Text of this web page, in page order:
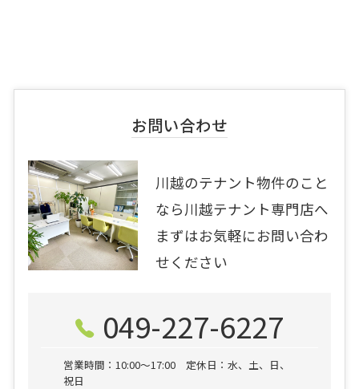
お問い合わせ
川越のテナント物件のこと
なら川越テナント専門店へ
まずはお気軽にお問い合わ
せください
049-227-6227
営業時間：10:00〜17:00 定休日：水、土、日、
祝日